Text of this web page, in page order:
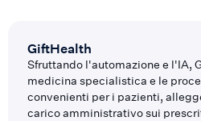
GiftHealth
Sfruttando l'automazione e l'IA,
medicina specialistica e le
convenienti per i pazienti,
carico amministrativo sui